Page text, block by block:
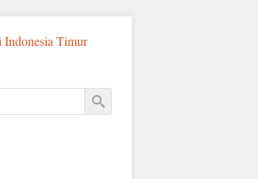
Sadis! Ayah Tiri di Sumba Timur Siksa